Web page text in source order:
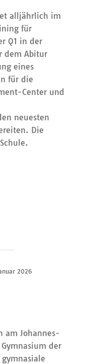
alljährlich im
für
Q1 in der
dem Abitur
eines
für die
Center und
neuesten
Die
2026
am Johannes-
der